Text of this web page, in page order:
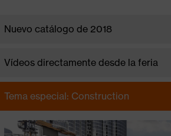
Nuevo catálogo de 2018
Vídeos directamente desde la feria
Stefan Brück,
uvex safety,
Tema especial: Construction